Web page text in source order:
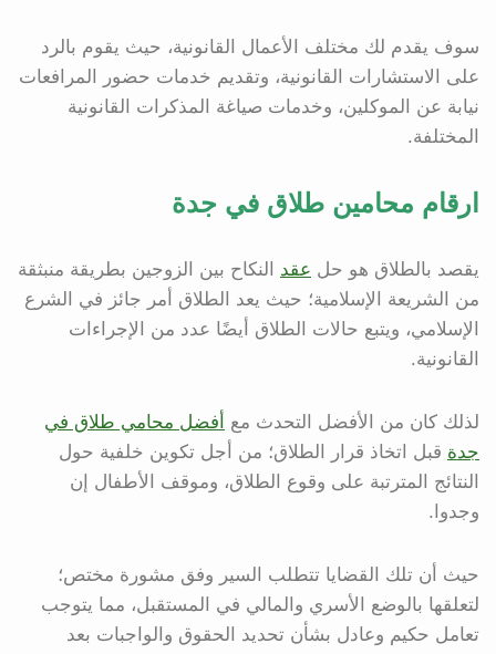
سوف يقدم لك مختلف الأعمال القانونية، حيث يقوم بالرد
على الاستشارات القانونية، وتقديم خدمات حضور المرافعات
نيابة عن الموكلين، وخدمات صياغة المذكرات القانونية
المختلفة.
ارقام محامين طلاق في جدة
يقصد بالطلاق هو حل عقد النكاح بين الزوجين بطريقة منبثقة
من الشريعة الإسلامية؛ حيث يعد الطلاق أمر جائز في الشرع
الإسلامي، ويتبع حالات الطلاق أيضًا عدد من الإجراءات
القانونية.
لذلك كان من الأفضل التحدث مع
أفضل محامي طلاق في
جدة قبل اتخاذ قرار الطلاق؛ من أجل تكوين خلفية حول
النتائج المترتبة على وقوع الطلاق، وموقف الأطفال إن
وجدوا.
حيث أن تلك القضايا تتطلب السير وفق مشورة مختص؛
لتعلقها بالوضع الأسري والمالي في المستقبل، مما يتوجب
تعامل حكيم وعادل بشأن تحديد الحقوق والواجبات بعد